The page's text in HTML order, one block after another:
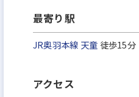
最寄り駅
JR奥羽本線 天童 徒歩15分
アクセス